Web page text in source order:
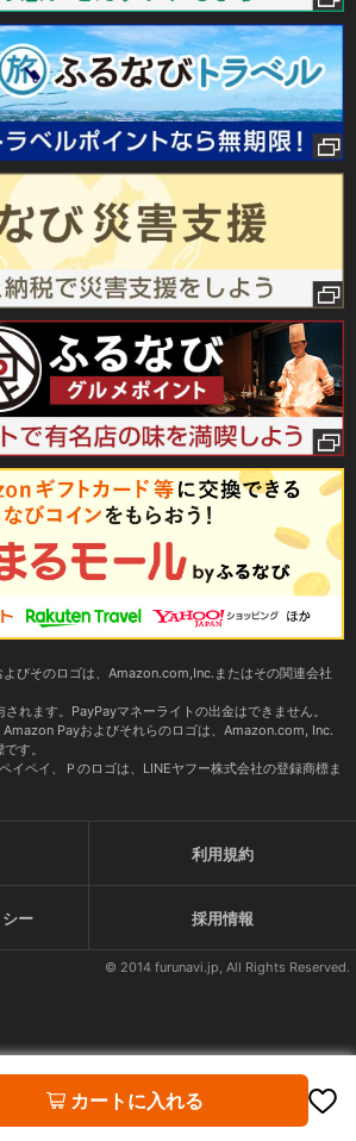
カートに入れる
びそのロゴは、Amazon.com,Inc.またはその関連会社
れます。PayPayマネーライトの出金はできません。
Payおよびそれらのロゴは、Amazon.com, Inc.
す。
イペイ、Ｐのロゴは、LINEヤフー株式会社の登録商標ま
利用規約
ー 採用情報
© 2014 furunavi.jp, All Rights Reserved.